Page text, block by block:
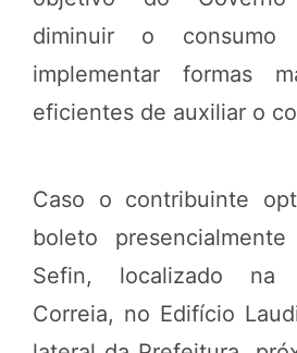
diminuir o
implementar formas
eficientes de auxiliar o
Caso o contribuinte
boleto
Sefin, localizado na
Correia, no Edifício